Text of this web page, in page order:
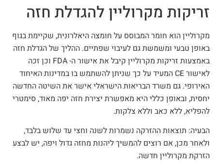
זריקות מקרוליין להגדלת חזה
מקרוליין הוא חומר המבוסס על חומצה היאלרונית, שקיימת בגוף
באופן טבעי ומשמשת גם לעיבוי שפתיים. ההליך של הגדלת חזה
באמצעות זריקות מקרוליין קיבל את אישור ה- FDA וכן זכה
לאישור CE המעיד על כך שניתן להשתמש בו במדינות האיחוד
האירופי. גם משרד הבריאות הישראלי אישר את השיטה החדשה
יחסית, ובאופן כללי היא מאפשרת יצירת חזה יפה מאוד, סימטרי
להפליא, ללא כאב וללא צלקות.
הבעיה: תוצאות ההזרקה נשמרות לשנה וחצי עד שלוש בלבד,
ולאחר מכן, אם רוצים להמשיך ליהנות מחזה גדול ויפה, יש לבצע
הזרקת מקרוליין חדשה.